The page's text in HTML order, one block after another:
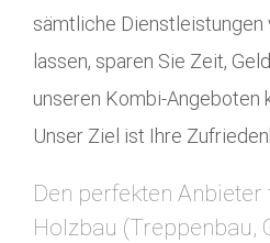
sämtliche Dienstleistungen
lassen, sparen Sie Zeit,
unseren Kombi-Angeboten
Unser Ziel ist Ihre
Den perfekten
Holzbau (Treppenbau,